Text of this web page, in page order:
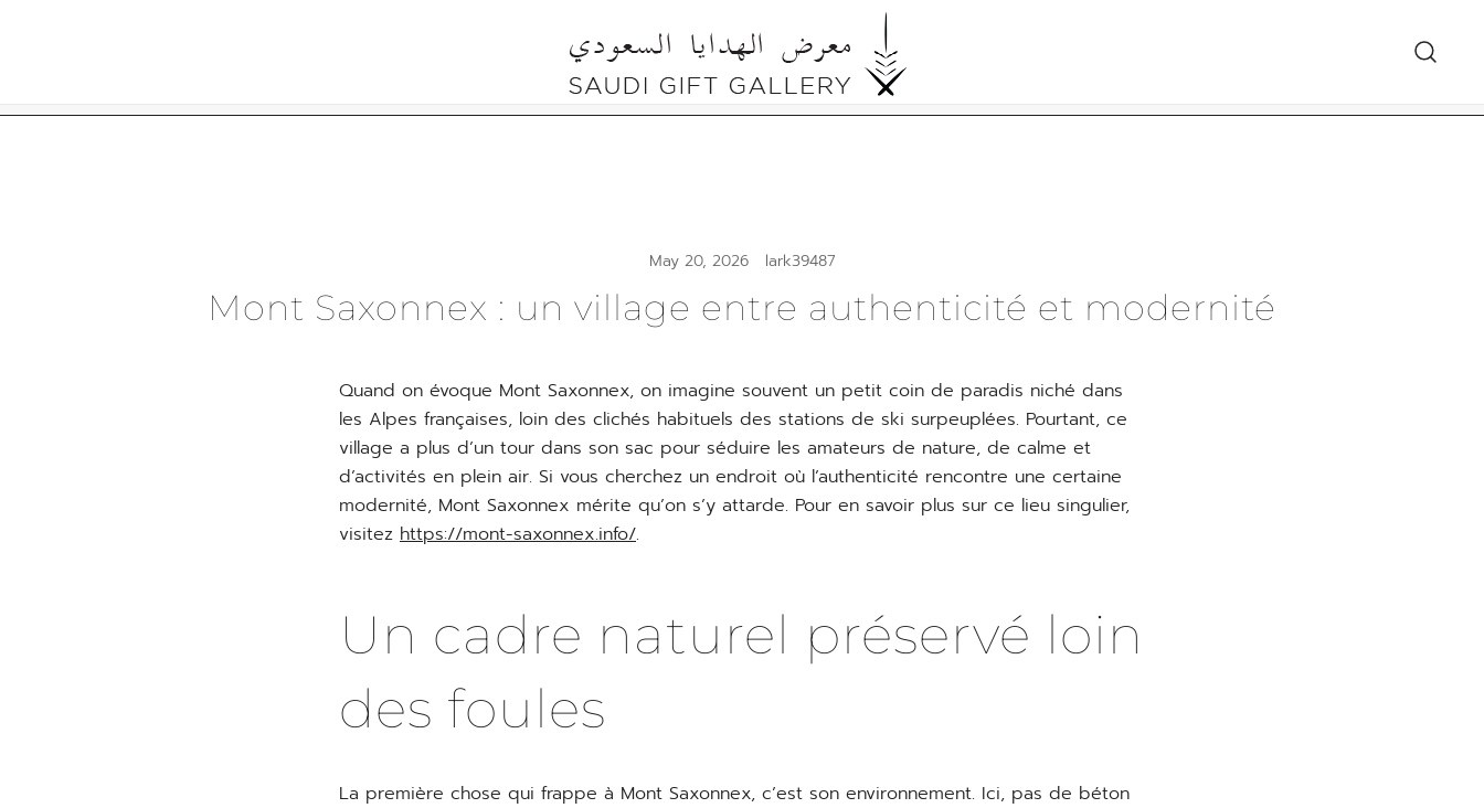
Cultural Gifts Made in Saudi Arabia معرض الهدايا السعودي
May 20, 2026 lark39487
Mont Saxonnex : un village entre authenticité et modernité
Quand on évoque Mont Saxonnex, on imagine souvent un petit coin de paradis niché dans
les Alpes françaises, loin des clichés habituels des stations de ski surpeuplées. Pourtant, ce
village a plus d’un tour dans son sac pour séduire les amateurs de nature, de calme et
d’activités en plein air. Si vous cherchez un endroit où l’authenticité rencontre une certaine
modernité, Mont Saxonnex mérite qu’on s’y attarde. Pour en savoir plus sur ce lieu singulier,
visitez https://mont-saxonnex.info/.
Un cadre naturel préservé loin
des foules
La première chose qui frappe à Mont Saxonnex, c’est son environnement. Ici, pas de béton